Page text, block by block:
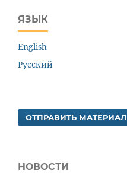
ЯЗЫК
English
Русский
ОТПРАВИТЬ МАТЕРИАЛ
НОВОСТИ